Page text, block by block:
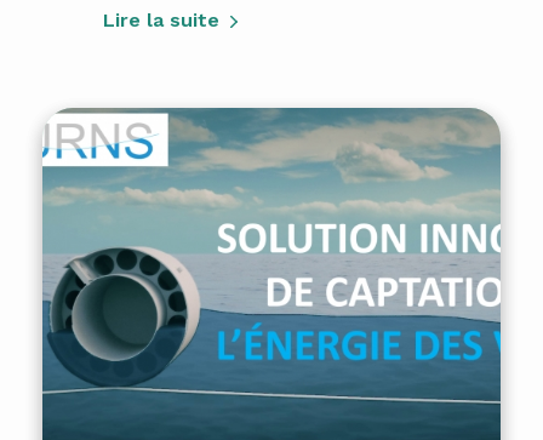
Lire la suite